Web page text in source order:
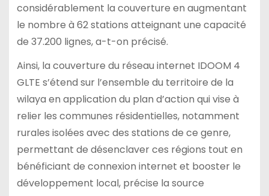
considérablement la couverture en augmentant
le nombre à 62 stations atteignant une capacité
de 37.200 lignes, a-t-on précisé.
Ainsi, la couverture du réseau internet IDOOM 4
GLTE s’étend sur l’ensemble du territoire de la
wilaya en application du plan d’action qui vise à
relier les communes résidentielles, notamment
rurales isolées avec des stations de ce genre,
permettant de désenclaver ces régions tout en
bénéficiant de connexion internet et booster le
développement local, précise la source